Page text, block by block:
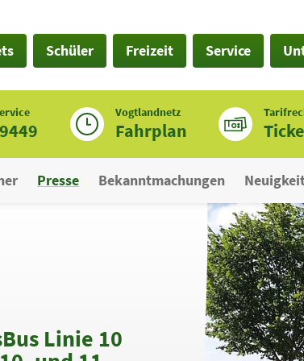
Schüler Freizeit Service
Vogtlandnetz
Fahrplan
Presse Bekanntmachungen
Linie 10